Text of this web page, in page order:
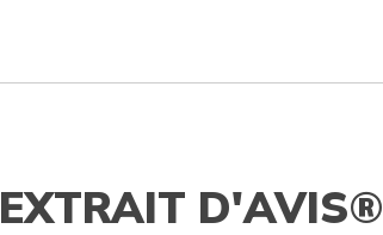
EXTRAIT D'AVIS®